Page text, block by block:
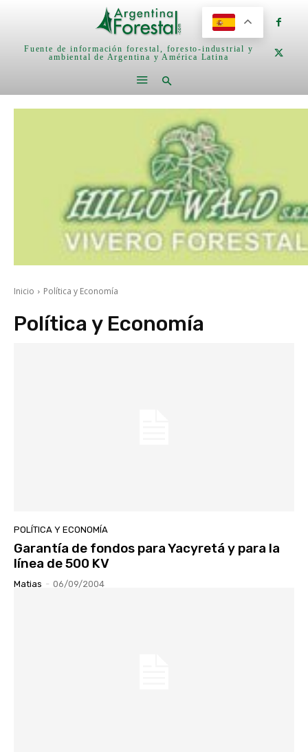
Fuente de información forestal, foresto-industrial y
ambiental de Argentina y América Latina
Inicio Política y Economía
Política y Economía
POLÍTICA Y ECONOMÍA
Garantía de fondos para Yacyretá y para la
línea de 500 KV
Matias - 06/09/2004